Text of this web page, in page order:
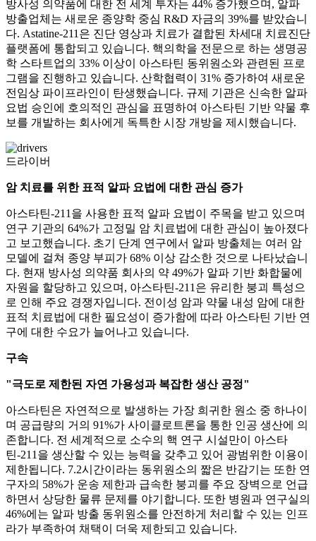
방사성 의약품에 대한 전 세계 투자는 44% 증가했으며, 알파
방출업체는 새로운 종양학 중심 R&D 자금의 39%를 받았습니
다. Astatine-211은 진단 영상과 치료가 결합된 차세대 치료진단
플랫폼에 통합되고 있습니다. 핵의학을 전문으로 하는 생명공
학 스타트업의 33% 이상이 아스타틴 동위원소와 관련된 프로
그램을 진행하고 있습니다. 산학협력이 31% 증가하여 새로운
전임상 파이프라인이 탄생했습니다. 규제 기관은 신속한 알파
요법 승인에 호의적인 관심을 표명하여 아스타틴 기반 약물 후
보를 개발하는 회사에게 독특한 시장 개방을 제시했습니다.
드라이버
암 치료를 위한 표적 알파 요법에 대한 관심 증가
아스타틴-211을 사용한 표적 알파 요법이 주목을 받고 있으며
연구 기관의 64%가 고정밀 암 치료법에 대한 관심이 높아졌다
고 보고했습니다. 초기 단계 연구에서 알파 방출체는 여러 암
모델에 걸쳐 종양 부피가 68% 이상 감소한 것으로 나타났습니
다. 현재 방사성 의약품 회사의 약 49%가 알파 기반 화합물에
자원을 할당하고 있으며, 아스타틴-211은 유리한 붕괴 특성으
로 인해 주요 경쟁자입니다. 전이성 암과 약물 내성 암에 대한
표적 치료법에 대한 필요성이 증가함에 따라 아스타틴 기반 연
구에 대한 수요가 늘어나고 있습니다.
구속
"극도로 제한된 자연 가용성과 복잡한 생산 공정"
아스타틴은 자연적으로 발생하는 가장 희귀한 원소 중 하나이
며 공급량의 거의 91%가 사이클로트론을 통한 인공 생산에 의
존합니다. 전 세계적으로 소수의 핵 연구 시설만이 아스타
틴-211을 생산할 수 있는 능력을 갖추고 있어 광범위한 이용이
제한됩니다. 7.2시간이라는 동위원소의 짧은 반감기는 또한 연
구자의 58%가 운송 제한과 급속한 붕괴를 주요 장벽으로 언급
하면서 상당한 물류 문제를 야기합니다. 또한 병원과 연구실의
46%에는 알파 방출 동위원소를 안전하게 처리할 수 있는 인프
라가 부족하여 채택이 더욱 제한되고 있습니다.